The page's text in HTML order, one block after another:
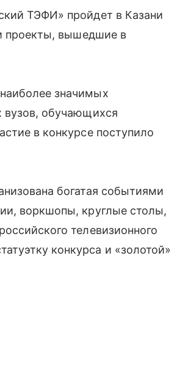
ТЭФИ» пройдет в Казани
проекты, вышедшие в
значимых
вузов, обучающихся
в конкурсе поступило
богатая событиями
воркшопы, круглые столы,
телевизионного
конкурса и «золотой»